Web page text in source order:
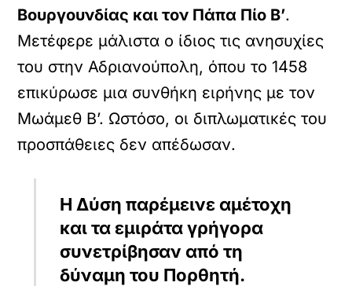
Βουργουνδίας και τον Πάπα Πίο Β’.
Μετέφερε μάλιστα ο ίδιος τις ανησυχίες
του στην Αδριανούπολη, όπου το 1458
επικύρωσε μια συνθήκη ειρήνης με τον
Μωάμεθ Β’. Ωστόσο, οι διπλωματικές του
προσπάθειες δεν απέδωσαν.
Η Δύση παρέμεινε αμέτοχη
και τα εμιράτα γρήγορα
συνετρίβησαν από τη
δύναμη του Πορθητή.